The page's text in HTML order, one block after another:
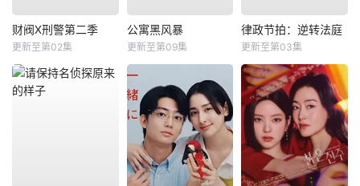
财阀X刑警第二季
更新至第02集
公寓黑风暴
更新至第09集
律政节拍：逆转法庭
更新至第03集